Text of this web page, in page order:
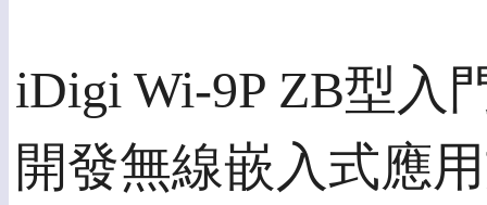
iDigi Wi-9P ZB型入
開發無線嵌入式應